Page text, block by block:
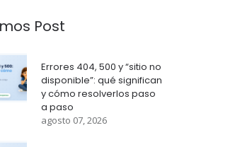
Post
Errores 404, 500 y “sitio no
disponible”: qué significan
y cómo resolverlos paso
a paso
agosto 07, 2026